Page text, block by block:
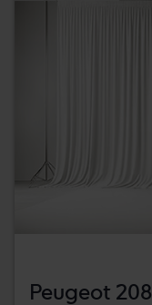
Peugeot 208